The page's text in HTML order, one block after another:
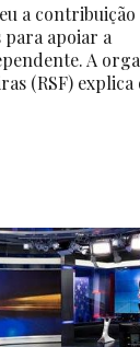
a contribuição
para apoiar a
A
(RSF) explica